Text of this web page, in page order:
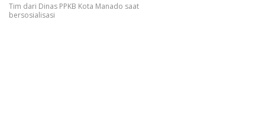
Tim dari Dinas PPKB Kota Manado saat
bersosialisasi